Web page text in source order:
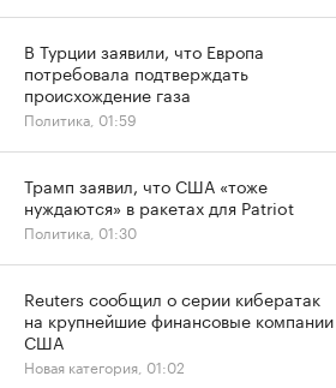
В Турции заявили, что Европа
потребовала подтверждать
происхождение газа
Политика, 01:59
Трамп заявил, что США «тоже
нуждаются» в ракетах для Patriot
Политика, 01:30
Reuters сообщил о серии кибератак
на крупнейшие финансовые компании
США
Новая категория, 01:02